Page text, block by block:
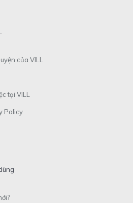
của VILL
tại VILL
Policy